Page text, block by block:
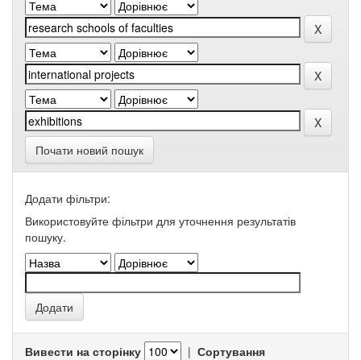
Почати новий пошук
Додати фільтри:
Використовуйте фільтри для уточнення результатів
пошуку.
Вивести на сторінку | Сортування